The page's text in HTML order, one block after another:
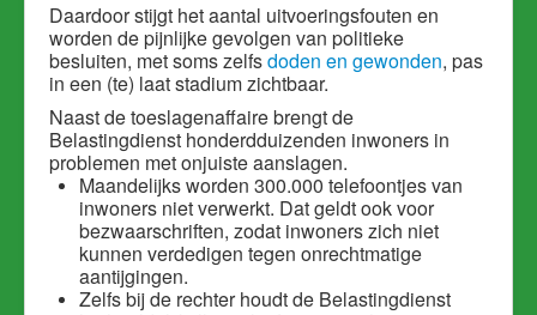
Daardoor stijgt het aantal uitvoeringsfouten en
worden de pijnlijke gevolgen van politieke
besluiten, met soms zelfsdoden en gewonden, pas
in een (te) laat stadium zichtbaar.
Naast de toeslagenaffaire brengt de
Belastingdienst honderdduizenden inwoners in
problemen met onjuiste aanslagen.
Maandelijks worden 300.000 telefoontjes van
inwoners niet verwerkt. Dat geldt ook voor
bezwaarschriften, zodat inwoners zich niet
kunnen verdedigen tegen onrechtmatige
aantijgingen.
Zelfs bij de rechter houdt de Belastingdienst